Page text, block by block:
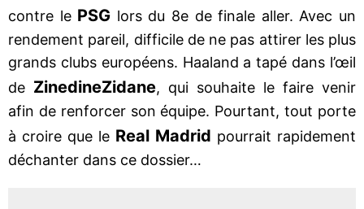
contre le PSG lors du 8e de finale aller. Avec un
rendement pareil, difficile de ne pas attirer les plus
grands clubs européens. Haaland a tapé dans l’œil
de ZinedineZidane, qui souhaite le faire venir
afin de renforcer son équipe. Pourtant, tout porte
à croire que le Real Madrid pourrait rapidement
déchanter dans ce dossier…